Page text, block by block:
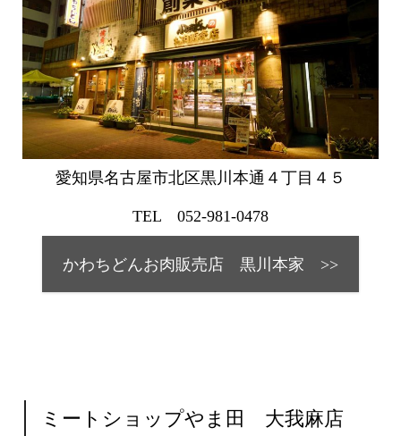
愛知県名古屋市北区黒川本通４丁目４５
TEL 052-981-0478
かわちどんお肉販売店 黒川本家 >>
ミートショップやま田 大我麻店